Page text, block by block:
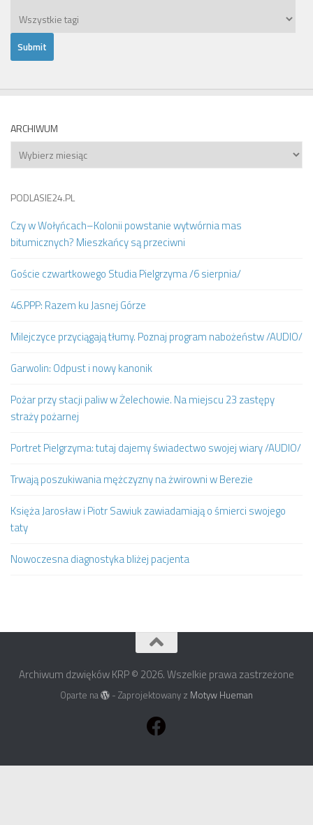
ARCHIWUM
Archiwum
PODLASIE24.PL
Czy w Wołyńcach–Kolonii powstanie wytwórnia mas
bitumicznych? Mieszkańcy są przeciwni
Goście czwartkowego Studia Pielgrzyma /6 sierpnia/
46.PPP: Razem ku Jasnej Górze
Milejczyce przyciągają tłumy. Poznaj program nabożeństw /AUDIO/
Garwolin: Odpust i nowy kanonik
Pożar przy stacji paliw w Żelechowie. Na miejscu 23 zastępy
straży pożarnej
Portret Pielgrzyma: tutaj dajemy świadectwo swojej wiary /AUDIO/
Trwają poszukiwania mężczyzny na żwirowni w Berezie
Księża Jarosław i Piotr Sawiuk zawiadamiają o śmierci swojego
taty
Nowoczesna diagnostyka bliżej pacjenta
Archiwum dzwięków KRP © 2026. Wszelkie prawa zastrzeżone
Oparte na - Zaprojektowany z Motyw Hueman